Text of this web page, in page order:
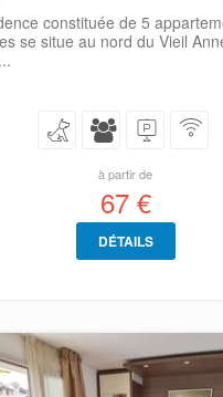
constituée de 5
se situe au nord du Vieil
à partir de
67 €
DÉTAILS